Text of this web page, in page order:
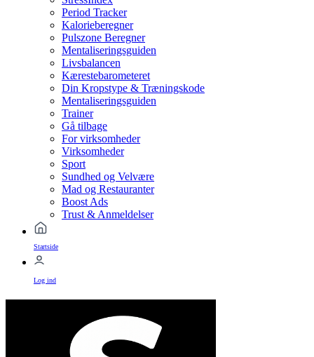
Period Tracker
Kalorieberegner
Pulszone Beregner
Mentaliseringsguiden
Livsbalancen
Kærestebarometeret
Din Kropstype & Træningskode
Mentaliseringsguiden
Trainer
Gå tilbage
For virksomheder
Virksomheder
Sport
Sundhed og Velvære
Mad og Restauranter
Boost Ads
Trust & Anmeldelser
Startside
Log ind